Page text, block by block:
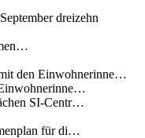
dreizehn
den Einwohnerinne…
Einwohnerinne…
SI-Centr…
für di…